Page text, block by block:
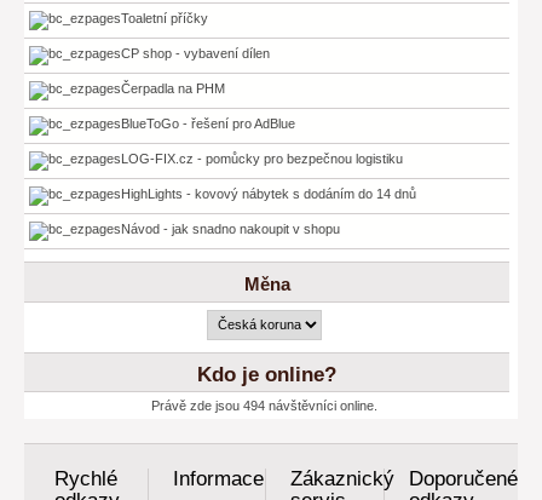
Toaletní příčky
CP shop - vybavení dílen
Čerpadla na PHM
BlueToGo - řešení pro AdBlue
LOG-FIX.cz - pomůcky pro bezpečnou logistiku
HighLights - kovový nábytek s dodáním do 14 dnů
Návod - jak snadno nakoupit v shopu
Měna
Kdo je online?
Právě zde jsou 494 návštěvníci online.
Rychlé
Informace
Zákaznický
Doporučené